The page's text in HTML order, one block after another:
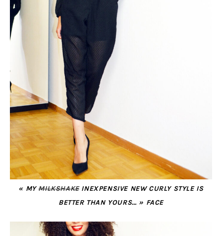
« MYMILKSHAKEINEXPENSIVE NEW CURLY STYLE IS
BETTER THAN YOURS… » FACE